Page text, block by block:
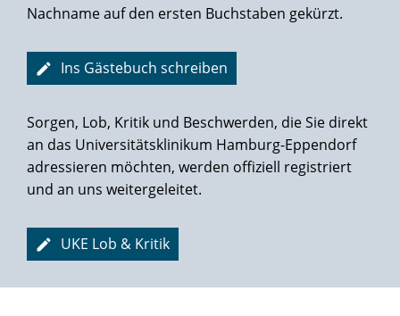
Nachname auf den ersten Buchstaben gekürzt.
Ins Gästebuch schreiben
Sorgen, Lob, Kritik und Beschwerden, die Sie direkt
an das Universitätsklinikum Hamburg-Eppendorf
adressieren möchten, werden offiziell registriert
und an uns weitergeleitet.
UKE Lob & Kritik